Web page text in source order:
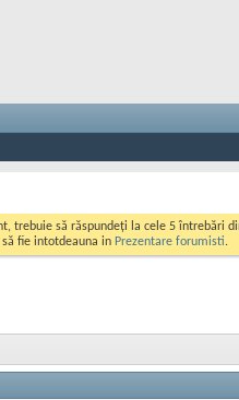
trebuie să răspundeți la cele 5 întrebări
fie intotdeauna in Prezentare forumisti.